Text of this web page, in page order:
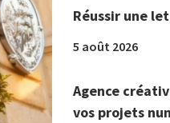
Réussir une
5 août 2026
Agence
vos projets